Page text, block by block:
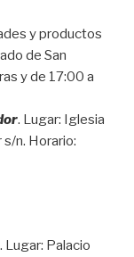
y productos
de San
y de 17:00 a
. Lugar: Iglesia
s/n. Horario:
Lugar: Palacio